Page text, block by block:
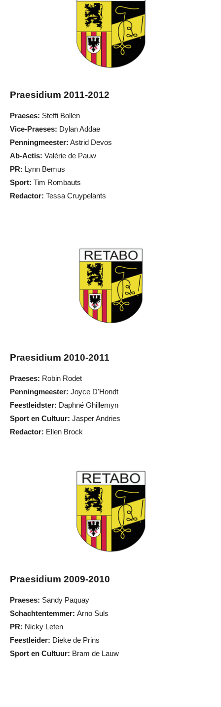
Praesidium 2011-2012
Praeses: Steffi Bollen
Vice-Praeses: Dylan Addae
Penningmeester: Astrid Devos
Ab-Actis: Valérie de Pauw
PR: Lynn Bemus
Sport: Tim Rombauts
Redactor: Tessa Cruypelants
Praesidium 2010-2011
Praeses: Robin Rodet
Penningmeester: Joyce D'Hondt
Feestleidster: Daphné Ghillemyn
Sport en Cultuur: Jasper Andries
Redactor: Ellen Brock
Praesidium 2009-2010
Praeses: Sandy Paquay
Schachtentemmer: Arno Suls
PR: Nicky Leten
Feestleider: Dieke de Prins
Sport en Cultuur: Bram de Lauw